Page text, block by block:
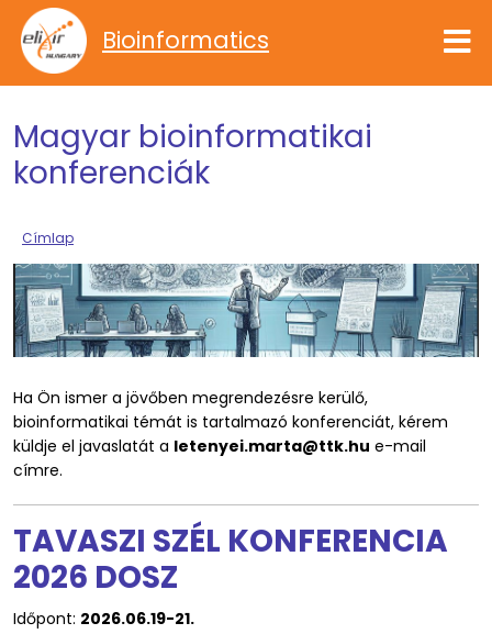
Ugrás a tartalomra
Bioinformatics
Magyar bioinformatikai
konferenciák
Címlap
Ha Ön ismer a jövőben megrendezésre kerülő,
bioinformatikai témát is tartalmazó konferenciát, kérem
küldje el javaslatát a letenyei.marta@ttk.hu e-mail
címre.
TAVASZI SZÉL KONFERENCIA
2026 DOSZ
Időpont: 2026.06.19-21.